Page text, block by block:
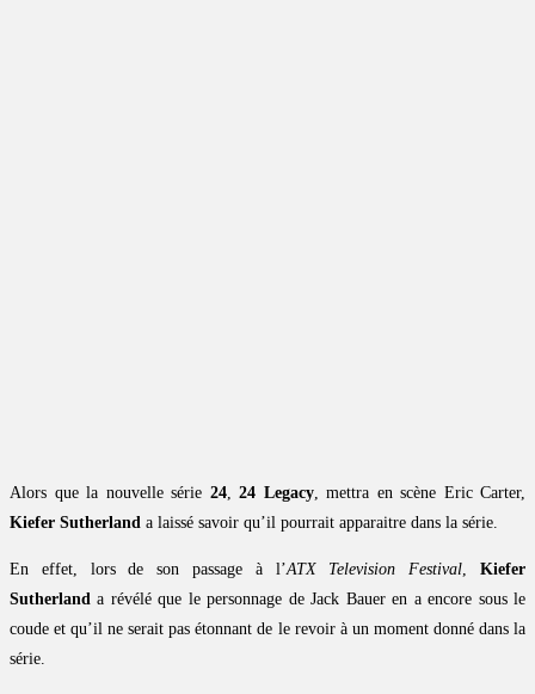
Alors que la nouvelle série 24, 24 Legacy, mettra en scène Eric Carter,
Kiefer Sutherland a laissé savoir qu’il pourrait apparaitre dans la série.
En effet, lors de son passage à l’ATX Television Festival,Kiefer
Sutherland a révélé que le personnage de Jack Bauer en a encore sous le
coude et qu’il ne serait pas étonnant de le revoir à un moment donné dans la
série.